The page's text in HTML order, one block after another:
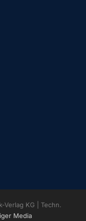
Verlag KG | Techn.
Media